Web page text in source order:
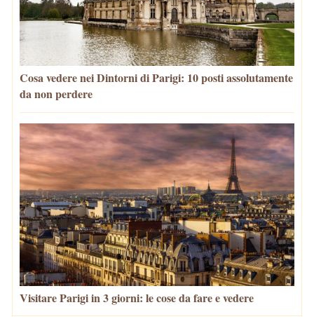
Cosa vedere nei Dintorni di Parigi: 10 posti assolutamente
da non perdere
Visitare Parigi in 3 giorni: le cose da fare e vedere